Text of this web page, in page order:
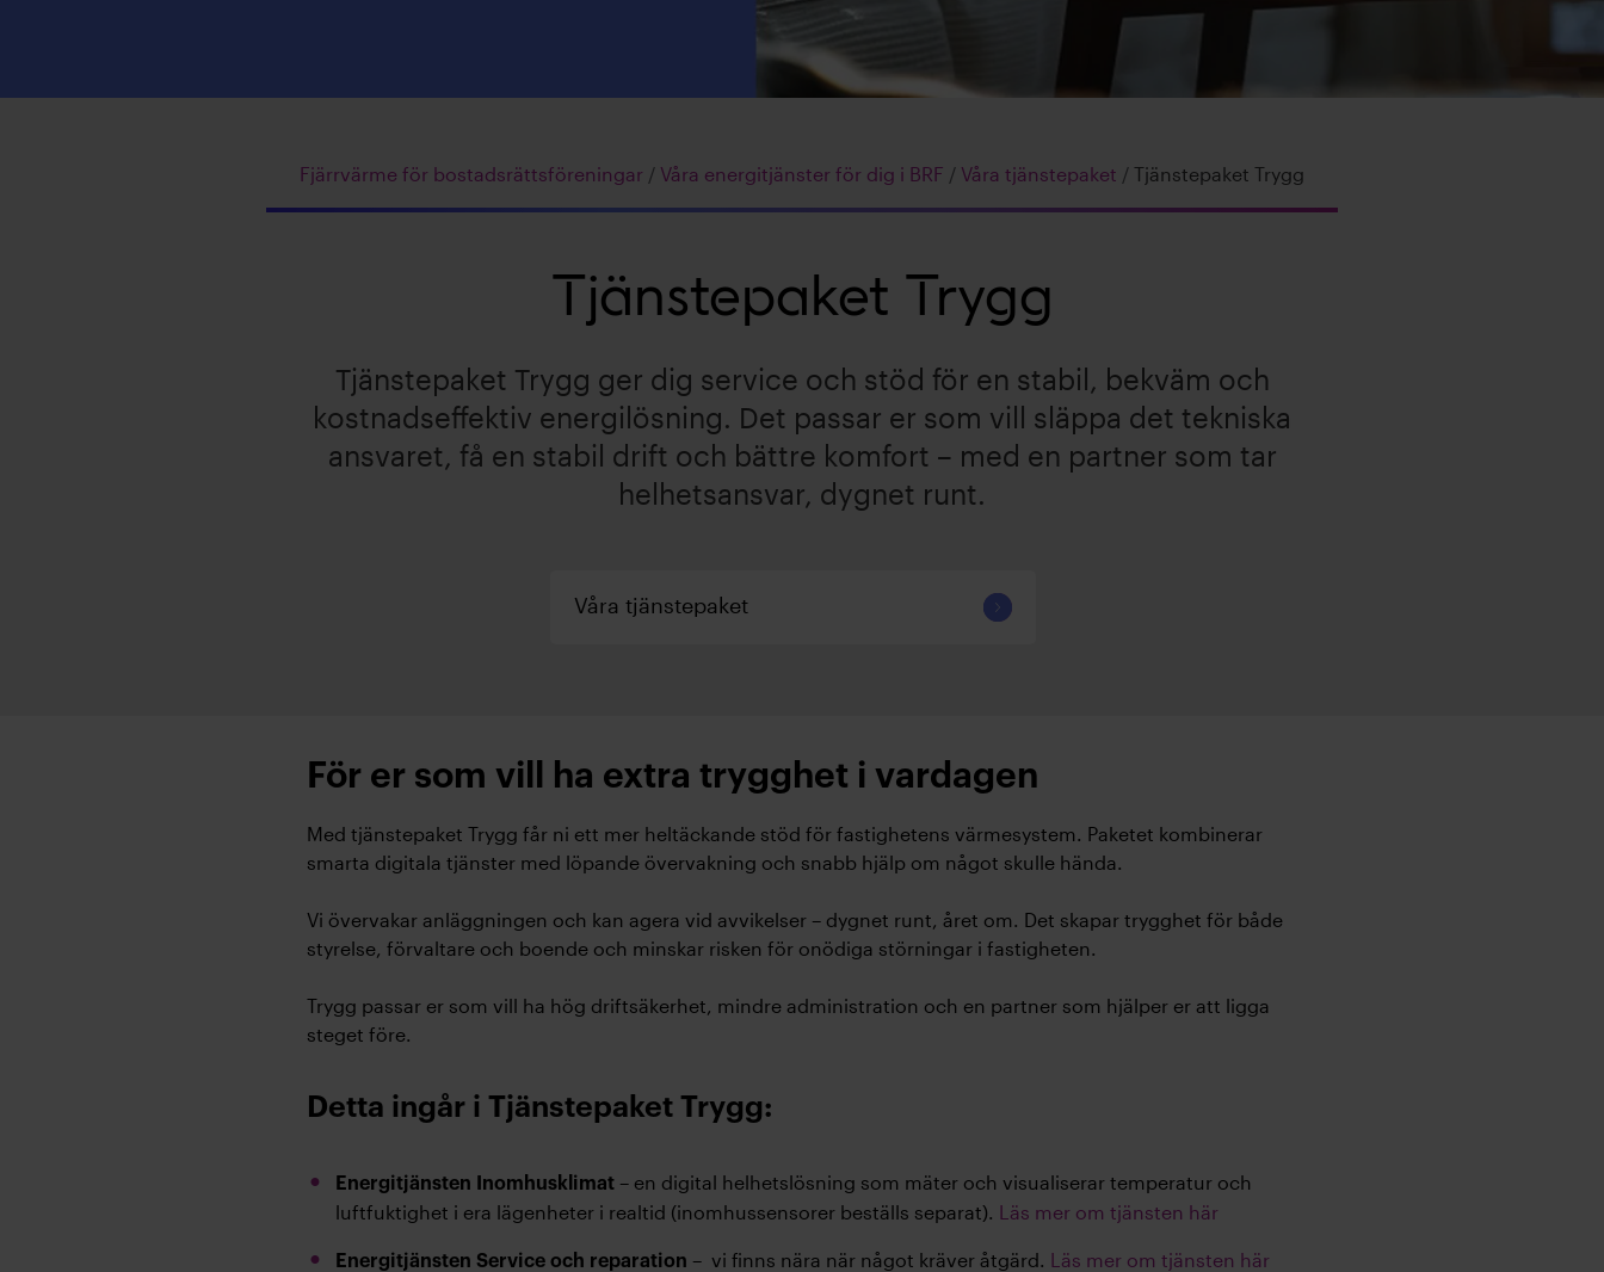
Fjärrvärme för bostadsrättsföreningar / Våra energitjänster för dig i BRF / Våra tjänstepaket / Tjänstepaket Trygg
Tjänstepaket Trygg
Tjänstepaket Trygg ger dig service och stöd för en stabil, bekväm och
kostnadseffektiv energilösning. Det passar er som vill släppa det tekniska
ansvaret, få en stabil drift och bättre komfort – med en partner som tar
helhetsansvar, dygnet runt.
Våra tjänstepaket
För er som vill ha extra trygghet i vardagen
Med tjänstepaket Trygg får ni ett mer heltäckande stöd för fastighetens värmesystem. Paketet kombinerar
smarta digitala tjänster med löpande övervakning och snabb hjälp om något skulle hända.
Vi övervakar anläggningen och kan agera vid avvikelser – dygnet runt, året om. Det skapar trygghet för både
styrelse, förvaltare och boende och minskar risken för onödiga störningar i fastigheten.
Trygg passar er som vill ha hög driftsäkerhet, mindre administration och en partner som hjälper er att ligga
steget före.
Detta ingår i Tjänstepaket Trygg:
Energitjänsten Inomhusklimat – en digital helhetslösning som mäter och visualiserar temperatur och
luftfuktighet i era lägenheter i realtid (inomhussensorer beställs separat). Läs mer om tjänsten här
Energitjänsten Service och reparation – vi finns nära när något kräver åtgärd. Läs mer om tjänsten här